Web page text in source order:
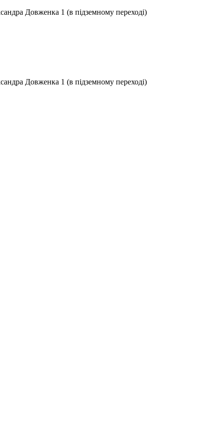
Довженка 1 (в підземному переході)
Довженка 1 (в підземному переході)